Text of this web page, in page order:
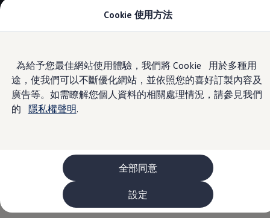
Cookie 使用方法
為給予您最佳網站使用體驗，我們將 Cookie 用於多種用
途，使我們可以不斷優化網站，並依照您的喜好訂製內容及
廣告等。如需瞭解您個人資料的相關處理情況，請參見我們
的 隱私權聲明.
全部同意
設定
main
content
to
footer
The ID.5 GTX
The Polo
The new Polo GTI
The Golf
The Golf GTI
The Golf R
The Touran
The T-Cross
The all-new T-Roc
The Tiguan
The Passat
購車及優惠
Information
The Golf